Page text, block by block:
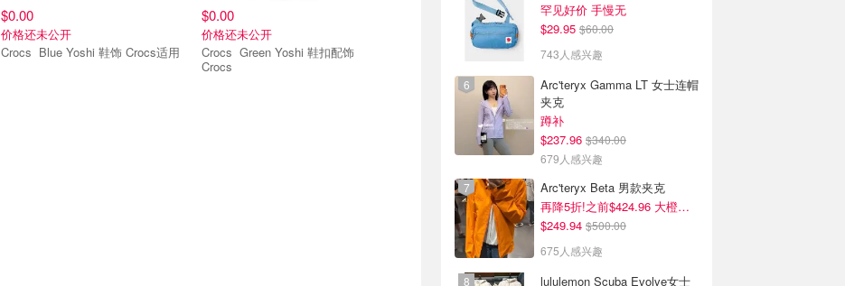
$0.00
价格还未公开
Crocs Blue Yoshi 鞋饰 Crocs适用
$0.00
价格还未公开
Crocs Green Yoshi 鞋扣配饰
Crocs
罕见好价 手慢无
$29.95 $60.00
743人感兴趣
Arc'teryx Gamma LT 女士连帽
夹克
蹲补
$237.96 $340.00
679人感兴趣
Arc'teryx Beta 男款夹克
再降5折!之前$424.96 大橙子好显白 蹲补
$249.94 $500.00
675人感兴趣
lululemon Scuba Evolve女士